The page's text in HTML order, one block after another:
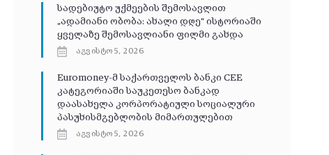
სადებიუტო უქმეების შემოსავლით
„ადამიანი ობობა: ახალი დღე“ ისტორიაში
ყველაზე შემოსავლიანი ფილმი გახდა
აგვისტო 5, 2026
Euromoney-მ საქართველოს ბანკი CEE
კატეგორიაში საუკეთესო ბანკად
დაასახელა კორპორატიული სოციალური
პასუხისმგებლობის მიმართულებით
აგვისტო 5, 2026